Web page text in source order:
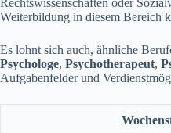
Rechtswissenschaften oder
Weiterbildung in diesem Bereich
Es lohnt sich auch, ähnliche
Psychologe, Psychotherapeut,
Aufgabenfelder und